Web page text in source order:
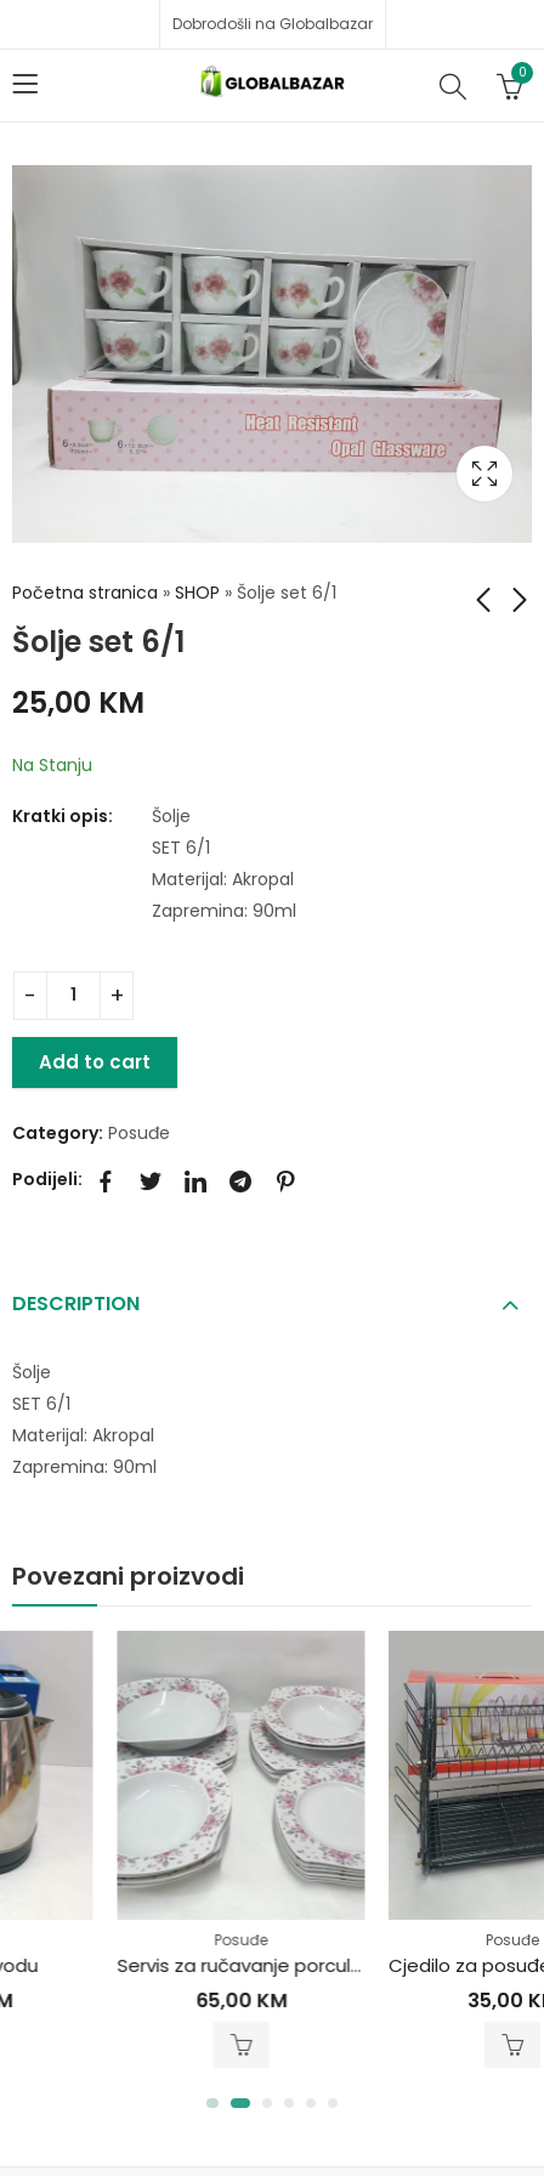
Dobrodošli na Globalbazar
0
Početna stranica » SHOP » Šolje set 6/1
Šolje set 6/1
25,00 KM
Na Stanju
Kratki opis:
Šolje
SET 6/1
Materijal: Akropal
Zapremina: 90ml
Add to cart
Category: Posuđe
Podijeli:
DESCRIPTION
Šolje
SET 6/1
Materijal: Akropal
Zapremina: 90ml
Povezani proizvodi
Servis za ručavanje porculanski 19/1
KM KM